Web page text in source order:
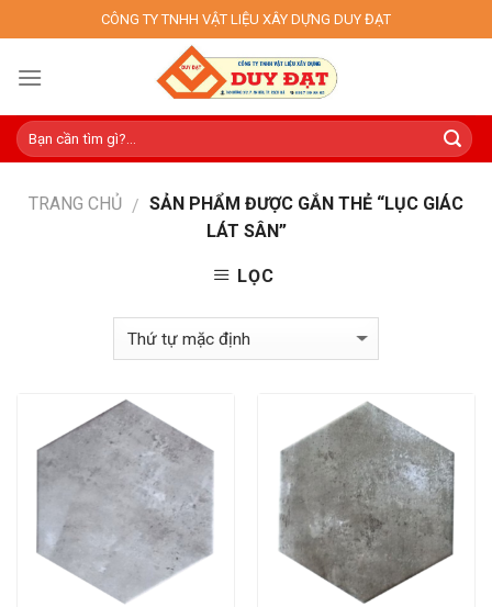
to
content
CÔNG TY TNHH VẬT LIỆU XÂY DỰNG DUY ĐẠT
TRANG CHỦ / SẢN PHẨM ĐƯỢC GẮN THẺ “LỤC GIÁC
LÁT SÂN”
LỌC